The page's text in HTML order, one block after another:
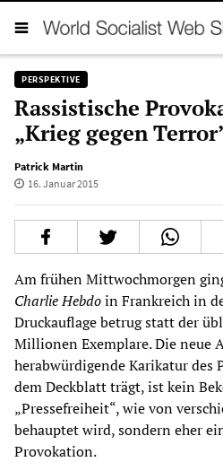
PERSPEKTIVE
Rassistische
„Krieg gegen
Patrick Martin
16. Januar 2015
Am frühen Mittwochmorgen
Charlie Hebdoin Frankreich in
Druckauflage betrug statt der
Millionen Exemplare. Die neue
herabwürdigende Karikatur des
dem Deckblatt trägt, ist kein
„Pressefreiheit“, wie von
behauptet wird, sondern eher
Provokation.